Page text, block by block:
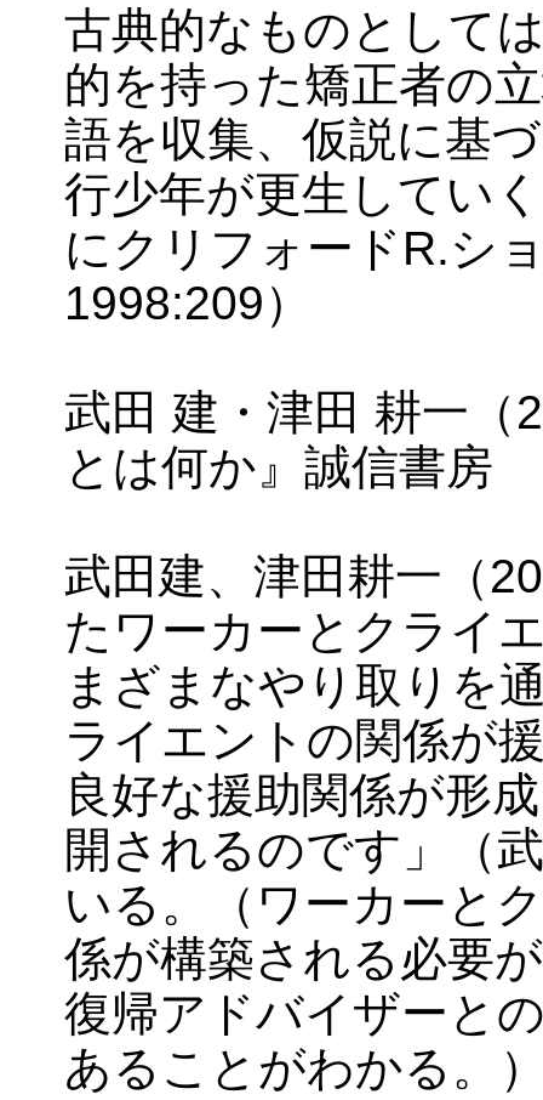
古典的なものとして
的を持った矯正者の
語を収集、仮説に基
行少年が更生してい
にクリフォードR.シ
1998:209）
武田 建・津田 耕一（
とは何か』誠信書房
武田建、津田耕一（
たワーカーとクライ
まざまなやり取りを
ライエントの関係が
良好な援助関係が形
開されるのです」（
いる。（ワーカーと
係が構築される必要
復帰アドバイザーと
あることがわかる。